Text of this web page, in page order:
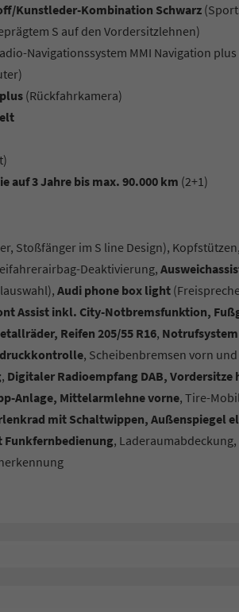
Kunstleder-Kombination Schwarz
S auf den Vordersitzlehnen)
Navigationssystem MMI Navigation
(Rückfahrkamera)
auf 3 Jahre bis max. 90.000 km (2+1)
Stoßfänger im S line Design),
Deaktivierung,
Audi phone box light
Assist inkl. City-Notbremsfunktion,
Reifen 205/55 R16,
, Scheibenbremsen vorn
, Digitaler Radioempfang DAB,
Anlage, Mittelarmlehne vorne, Tire-
mit Schaltwippen, Außenspiegel
,